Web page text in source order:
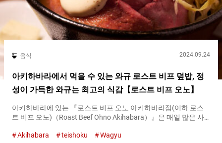
음식 2024.09.24
아키하바라에서 먹을 수 있는 와규 로스트 비프 덮밥, 정
성이 가득한 와규는 최고의 식감【로스트 비프 오노】
아키하바라에 있는 『로스트 비프 오노 아키하바라점(이하 로스
트 비프 오노)（Roast Beef Ohno Akihabara）』은 매일 많은 사
를 재료로 한 덮밥 『쿠로게 와규의 로스트 비프 돈(덮밥) 테이쇼
Akihabara teishoku Wagyu